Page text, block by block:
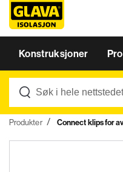
Konstruksjoner
Produkter Connect klips for